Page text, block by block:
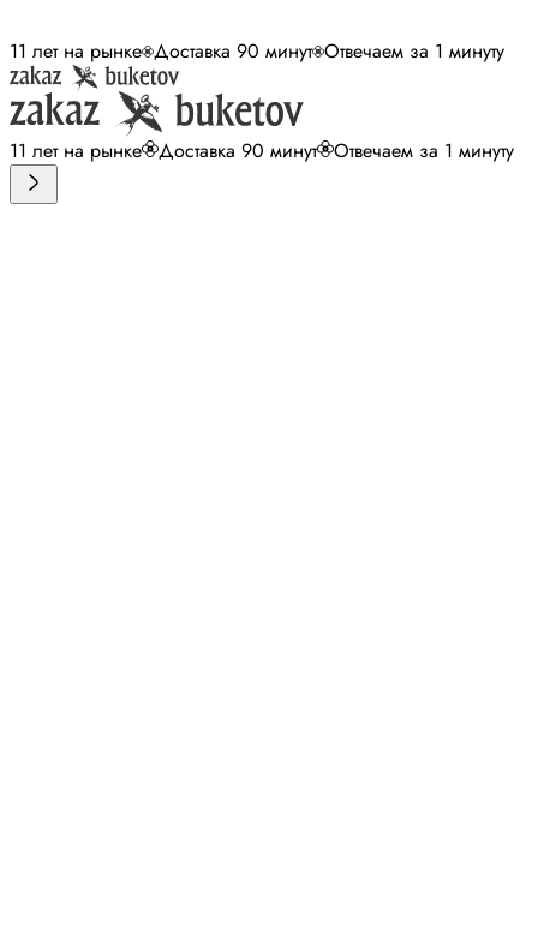
11 лет на рынке Доставка 90 минут Отвечаем за 1 минуту
11 лет на рынке Доставка 90 минут Отвечаем за 1 минуту